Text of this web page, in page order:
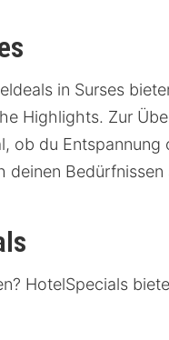
in Surses
Highlights. Zur
ob du
HotelSpecials